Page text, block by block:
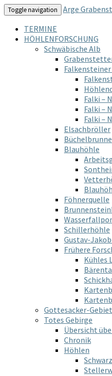
Toggle navigation
Arge
TERMINE
HÖHLENFORSCHUNG
Schwäbische Alb
Falki –
Falki –
Falki –
Elsachbröller
Blauhöhle
Föhnerquelle
Schillerhöhle
Gustav-
Frühere
Kühles
Gottesacker-Gebiet
Totes Gebirge
Übersicht
Chronik
Höhlen